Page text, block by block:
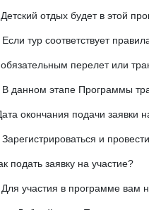
Детский отдых будет в этой
Если тур соответствует
перелет или
В данном этапе Программы
окончания подачи заявки
Зарегистрироваться и
подать заявку на участие?
Для участия в программе вам